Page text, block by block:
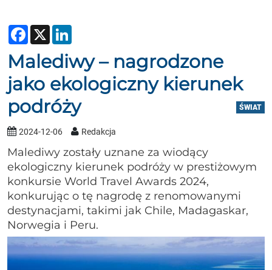
Facebook
X
Malediwy – nagrodzone
jako ekologiczny kierunek
podróży
ŚWIAT
2024-12-06 Redakcja
Malediwy zostały uznane za wiodący
ekologiczny kierunek podróży w prestiżowym
konkursie World Travel Awards 2024,
konkurując o tę nagrodę z renomowanymi
destynacjami, takimi jak Chile, Madagaskar,
Norwegia i Peru.